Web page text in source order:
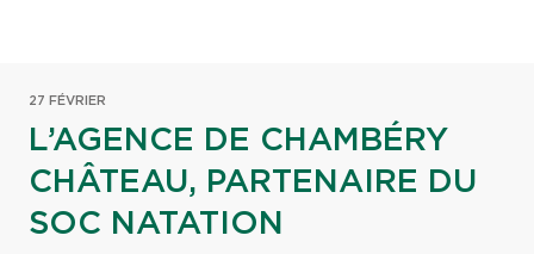
27 FÉVRIER
L’AGENCE DE CHAMBÉRY
CHÂTEAU, PARTENAIRE DU
SOC NATATION